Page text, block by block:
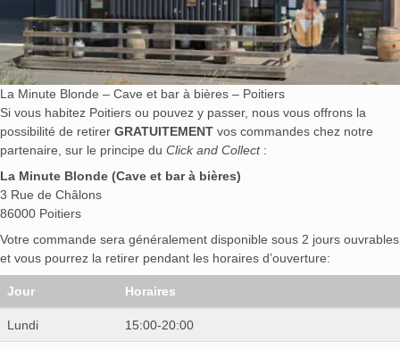
La Minute Blonde – Cave et bar à bières – Poitiers
Si vous habitez Poitiers ou pouvez y passer, nous vous offrons la
possibilité de retirer GRATUITEMENT vos commandes chez notre
partenaire, sur le principe du Click and Collect:
La Minute Blonde (Cave et bar à bières)
3 Rue de Châlons
86000 Poitiers
Votre commande sera généralement disponible sous 2 jours ouvrables
et vous pourrez la retirer pendant les horaires d’ouverture:
Jour Horaires
Lundi 15:00-20:00